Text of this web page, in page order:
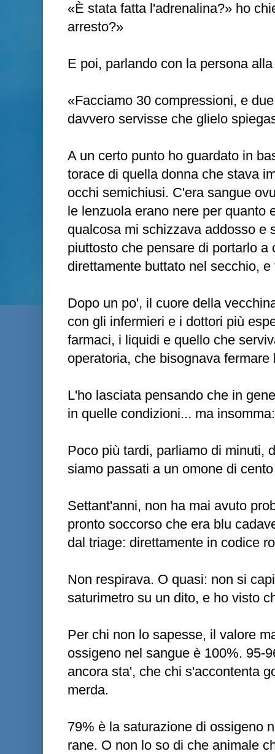
«È stata fatta l'adrenalina?» ho
arresto?»
E poi, parlando con la persona
«Facciamo 30 compressioni, e
davvero servisse che glielo
A un certo punto ho guardato in
torace di quella donna che stava
occhi semichiusi. C'era sangue
le lenzuola erano nere per quanto
qualcosa mi schizzava addosso e
piuttosto che pensare di portarlo
direttamente buttato nel secchio,
Dopo un po', il cuore della
con gli infermieri e i dottori più
farmaci, i liquidi e quello che
operatoria, che bisognava fermare
L'ho lasciata pensando che in
in quelle condizioni... ma
Poco più tardi, parliamo di minuti,
siamo passati a un omone di
Settant'anni, non ha mai avuto
pronto soccorso che era blu
dal triage: direttamente in codice
Non respirava. O quasi: non si
saturimetro su un dito, e ho visto
Per chi non lo sapesse, il valore
ossigeno nel sangue è 100%. 95-
ancora sta', che chi s'accontenta
merda.
79% è la saturazione di ossigeno
rane. O non lo so di che animale